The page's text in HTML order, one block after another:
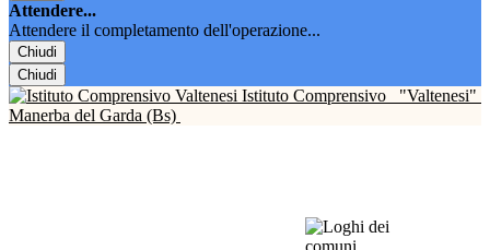
Attendere...
Attendere il completamento dell'operazione...
Chiudi
Chiudi
Istituto Comprensivo
"Valtenesi"
Manerba del Garda (Bs)